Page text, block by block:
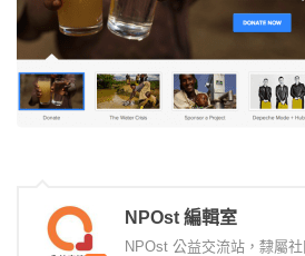
NPOst 編輯室
NPOst 公益交流站，隸屬